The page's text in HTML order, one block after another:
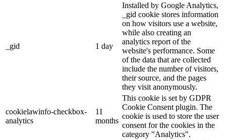
_gid 1 day
Installed by Google Analytics,
_gid cookie stores information
on how visitors use a website,
while also creating an
analytics report of the
website's performance. Some
of the data that are collected
include the number of visitors,
their source, and the pages
they visit anonymously.
cookielawinfo-checkbox-
analytics
11
months
This cookie is set by GDPR
Cookie Consent plugin. The
cookie is used to store the user
consent for the cookies in the
category "Analytics".